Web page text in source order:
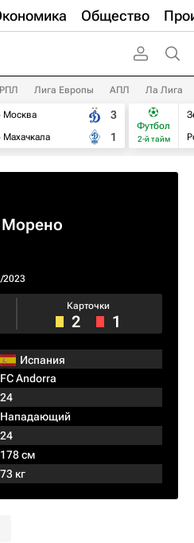
Общество
РПЛ Лига Европы АПЛ Ла Лига
3
1
Футбол
2-й тайм
2023
Карточки
2 1
Испания
FC Andorra
24
Нападающий
24
178 см
73 кг